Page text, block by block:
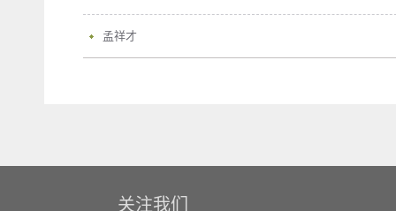
孟祥才
关注我们